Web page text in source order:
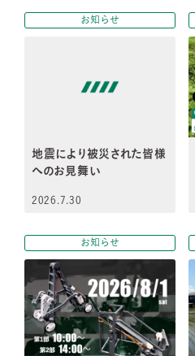
お知らせ
地震により被災された皆様
へのお見舞い
2026.7.30
お知らせ